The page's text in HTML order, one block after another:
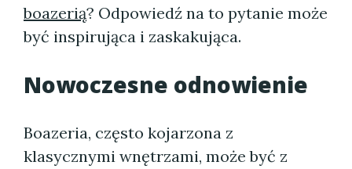
boazerią? Odpowiedź na to pytanie może
być inspirująca i zaskakująca.
Nowoczesne odnowienie
Boazeria, często kojarzona z
klasycznymi wnętrzami, może być z